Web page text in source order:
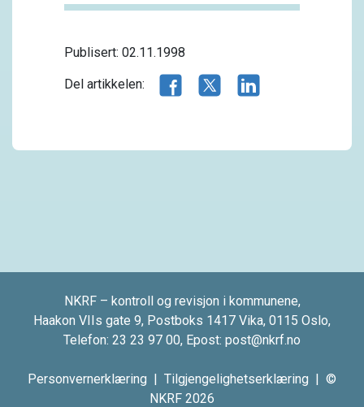
Publisert: 02.11.1998
Del artikkelen: Del artikkelen på Facebook
Del artikkelen på X.com
NKRF – kontroll og revisjon i kommunene,
Haakon VIIs gate 9, Postboks 1417 Vika, 0115 Oslo,
Telefon: 23 23 97 00, Epost: post@nkrf.no
Personvernerklæring | Tilgjengelighetserklæring | ©
NKRF 2026